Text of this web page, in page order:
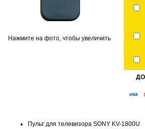
Нажмите на фото, чтобы увеличить
Пульт для телевизора SONY KV-1800U